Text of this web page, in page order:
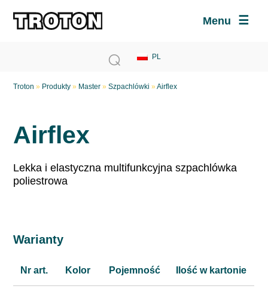
Menu
Troton » Produkty » Master »Szpachlówki »Airflex
Airflex
Lekka i elastyczna multifunkcyjna szpachlówka
poliestrowa
Warianty
Nr art. Kolor Pojemność Ilość w kartonie